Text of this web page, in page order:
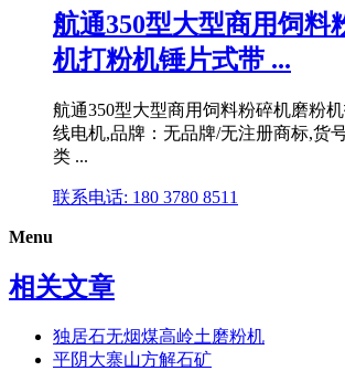
航通350型大型商用饲料
机打粉机锤片式带 ...
航通350型大型商用饲料粉碎机磨粉
线电机,品牌：无品牌/无注册商标,货
类 ...
联系电话: 180 3780 8511
Menu
相关文章
独居石无烟煤高岭土磨粉机
平阴大寨山方解石矿